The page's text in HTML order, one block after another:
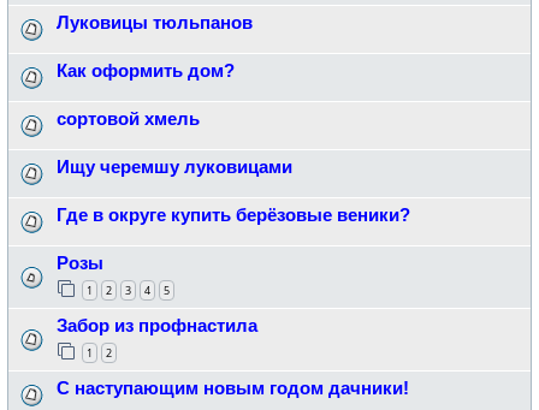
Луковицы тюльпанов
Как оформить дом?
сортовой хмель
Ищу черемшу луковицами
Где в округе купить берёзовые веники?
Розы
1 2 3 4 5
Забор из профнастила
1 2
С наступающим новым годом дачники!